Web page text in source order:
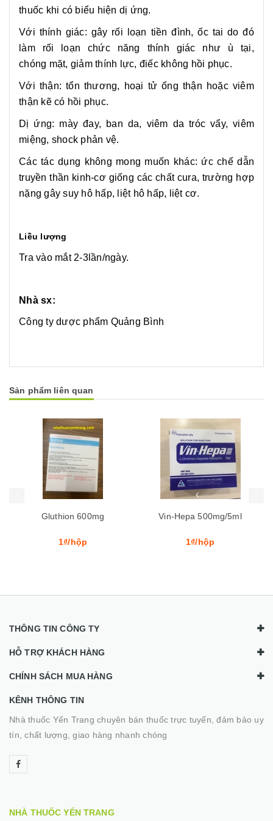
thuốc khi có biểu hiện dị ứng.
Với thính giác: gây rối loạn tiền đình, ốc tai do đó
làm rối loạn chức năng thính giác như ù tại,
chóng mặt, giảm thính lực, điếc không hồi phục.
Với thận: tổn thương, hoại tử ống thận hoặc viêm
thận kẽ có hồi phục.
Dị ứng: mày đay, ban da, viêm da tróc vẩy, viêm
miệng, shock phản vệ.
Các tác dụng không mong muốn khác: ức chế dẫn
truyền thần kinh-cơ giống các chất cura, trường hợp
nặng gây suy hô hấp, liệt hô hấp, liệt cơ.
Liều lượng
Tra vào mắt 2-3lần/ngày.
Nhà sx:
Công ty dược phẩm Quảng Bình
Sản phẩm liên quan
Gluthion 600mg
1₫/hộp
Vin-Hepa 500mg/5ml
1₫/hộp
THÔNG TIN CÔNG TY
HỖ TRỢ KHÁCH HÀNG
CHÍNH SÁCH MUA HÀNG
KÊNH THÔNG TIN
Nhà thuốc Yến Trang chuyên bán thuốc trực tuyến, đảm bảo uy
tín, chất lượng, giao hàng nhanh chóng
NHÀ THUỐC YẾN TRANG